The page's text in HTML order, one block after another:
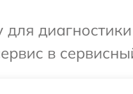
в